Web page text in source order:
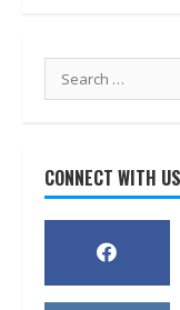
Search
for:
CONNECT WITH US